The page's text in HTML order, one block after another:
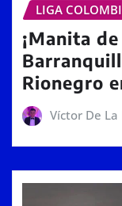
LIGA
¡Manita
Rionegro
Víctor De La